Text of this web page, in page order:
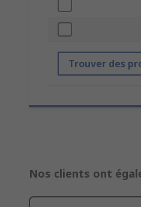
Trouver des
Nos clients ont